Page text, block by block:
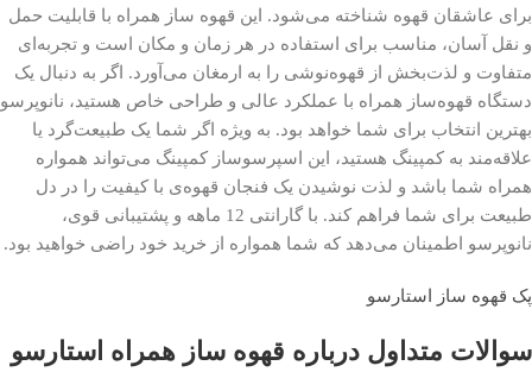
برای عاشقان قهوه شناخته می‌شود. این قهوه ساز همراه با قابلیت حمل
و نقل آسان، مناسب برای استفاده در هر زمان و مکان است و تجربه‌ای
متفاوت و لذت‌بخش از قهوه‌نوشی را به ارمغان می‌آورد. اگر به دنبال یک
دستگاه قهوه‌ساز همراه با عملکرد عالی و طراحی خاص هستید، نانوپرسو
بهترین انتخاب برای شما خواهد بود. به ویژه اگر شما یک طبیعت‌گرد یا
علاقه‌مند به کمپینگ هستید، این اسپرسوساز کمپینگ می‌تواند همواره
همراه شما باشد و لذت نوشیدن یک فنجان قهوه‌ی با کیفیت را در دل
طبیعت برای شما فراهم کند. با گارانتی 12 ماهه و پشتیبانی قوی،
نانوپرسو اطمینان می‌دهد که شما همواره از خرید خود راضی خواهید بود.
پک قهوه ساز استارسو
سوالات متداول درباره قهوه ساز همراه استارسو